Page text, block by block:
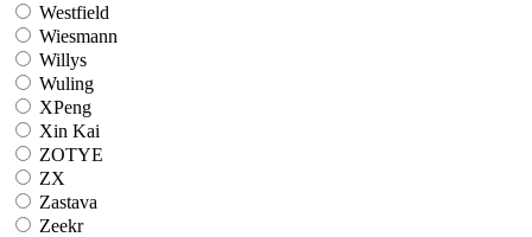
Westfield
Wiesmann
Willys
Wuling
XPeng
Xin Kai
ZOTYE
ZX
Zastava
Zeekr